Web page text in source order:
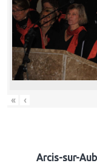
« ‹
Arcis-sur-